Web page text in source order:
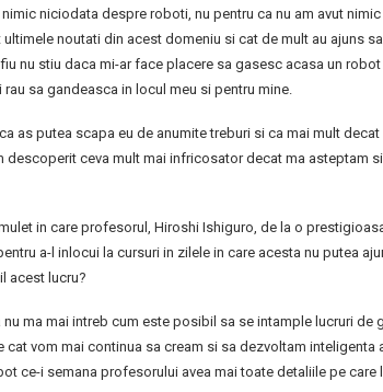
nimic niciodata despre roboti, nu pentru ca nu am avut
noutati din acest domeniu si cat de mult au ajuns
nu stiu daca mi-ar face placere sa gasesc acasa un
sa gandeasca in locul meu si pentru mine.
as putea scapa eu de anumite treburi si ca mai mult
descoperit ceva mult mai infricosator decat ma asteptam
in care profesorul, Hiroshi Ishiguro, de la o
a-l inlocui la cursuri in zilele in care acesta nu putea
acest lucru?
ma mai intreb cum este posibil sa se intample lucruri de
cat vom mai continua sa cream si sa dezvoltam inteligenta
ce-i semana profesorului avea mai toate detaliile pe care